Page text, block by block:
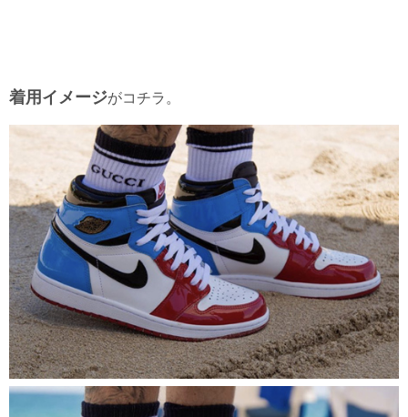
着用イメージがコチラ。